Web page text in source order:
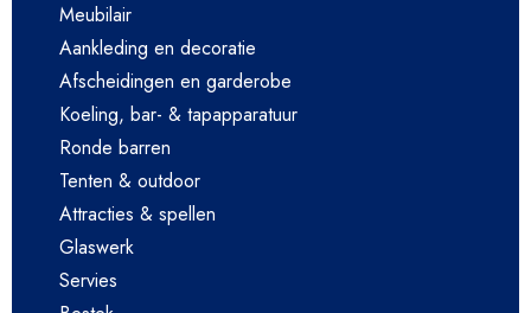
Meubilair
Aankleding en decoratie
Afscheidingen en garderobe
Koeling, bar- & tapapparatuur
Ronde barren
Tenten & outdoor
Attracties & spellen
Glaswerk
Servies